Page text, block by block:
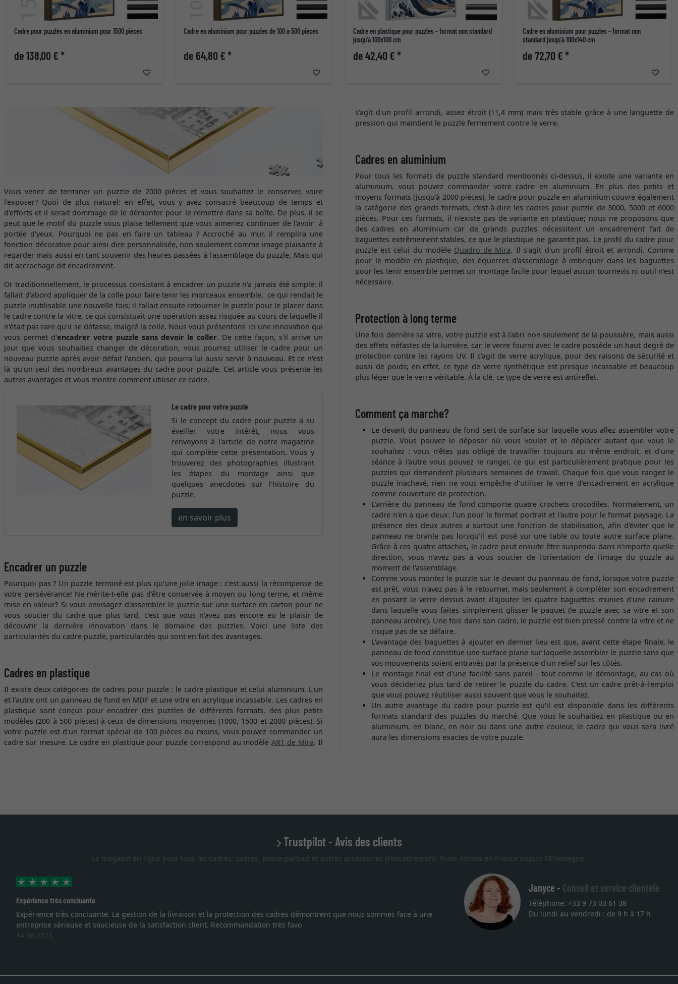
Cadre pour puzzles en aluminium pour 1500 pièces
de 138,00 € *
Cadre en aluminium pour puzzles de 100 à 500 pièces
de 64,80 € *
Cadre en plastique pour puzzles - format non standard
jusqu'à 100x100 cm
de 42,40 € *
Cadre en aluminium pour puzzles - format non
standard jusqu'à 100x140 cm
de 72,70 € *
Vous venez de terminer un puzzle de 2000 pièces et vous souhaitez le conserver, voire
l'exposer? Quoi de plus naturel: en effet, vous y avez consacré beaucoup de temps et
d'efforts et il serait dommage de le démonter pour le remettre dans sa boîte. De plus, il se
peut que le motif du puzzle vous plaise tellement que vous aimeriez continuer de l'avoir à
portée d'yeux. Pourquoi ne pas en faire un tableau ? Accroché au mur, il remplira une
fonction décorative pour ainsi dire personnalisée, non seulement comme image plaisante à
regarder mais aussi en tant souvenir des heures passées à l'assemblage du puzzle. Mais qui
dit accrochage dit encadrement.
Or traditionnellement, le processus consistant à encadrer un puzzle n'a jamais été simple: il
fallait d'abord appliquer de la colle pour faire tenir les morceaux ensemble, ce qui rendait le
puzzle inutilisable une nouvelle fois; il fallait ensuite retourner le puzzle pour le placer dans
le cadre contre la vitre, ce qui consistuait une opération assez risquée au cours de laquelle il
n'était pas rare qu'il se défasse, malgré la colle. Nous vous présentons ici une innovation qui
vous permet d'encadrer votre puzzle sans devoir le coller. De cette façon, s'il arrive un
jour que vous souhaitiez changer de décoration, vous pourrez utiliser le cadre pour un
nouveau puzzle après avoir défait l'ancien, qui pourra lui aussi servir à nouveau. Et ce n'est
là qu'un seul des nombreux avantages du cadre pour puzzle. Cet article vous présente les
autres avantages et vous montre comment utiliser ce cadre.
Le cadre pour votre puzzle
Si le concept du cadre pour puzzle a su
éveiller votre intérêt, nous vous
renvoyons à l'article de notre magazine
qui complète cette présentation. Vous y
trouverez des photographies illustrant
les étapes du montage ainsi que
quelques anecdotes sur l'histoire du
puzzle.
en savoir plus
Encadrer un puzzle
Pourquoi pas ? Un puzzle terminé est plus qu'une jolie image : c'est aussi la récompense de
votre persévérance! Ne mérite-t-elle pas d'être conservée à moyen ou long terme, et même
mise en valeur? Si vous envisagez d'assembler le puzzle sur une surface en carton pour ne
vous soucier du cadre que plus tard, c'est que vous n'avez pas encore eu le plaisir de
découvrir la dernière innovation dans le domaine des puzzles. Voici une liste des
particularités du cadre puzzle, particularités qui sont en fait des avantages.
Cadres en plastique
Il existe deux catégories de cadres pour puzzle : le cadre plastique et celui aluminium. L'un
et l'autre ont un panneau de fond en MDF et une vitre en acrylique incassable. Les cadres en
plastique sont conçus pour encadrer des puzzles de différents formats, des plus petits
modèles (200 à 500 pièces) à ceux de dimensions moyennes (1000, 1500 et 2000 pièces). Si
votre puzzle est d'un format spécial de 100 pièces ou moins, vous pouvez commander un
cadre sur mesure. Le cadre en plastique pour puzzle correspond au modèle ART de Mira. Il
s'agit d'un profil arrondi, assez étroit (11,4 mm) mais très stable grâce à une languette de
pression qui maintient le puzzle fermement contre le verre.
Cadres en aluminium
Pour tous les formats de puzzle standard mentionnés ci-dessus, il existe une variante en
aluminium. vous pouvez commander votre cadre en aluminium. En plus des petits et
moyens formats (jusqu'à 2000 pièces), le cadre pour puzzle en aluminium couvre également
la catégorie des grands formats, c'est-à-dire les cadres pour puzzle de 3000, 5000 et 6000
pièces. Pour ces formats, il n'existe pas de variante en plastique; nous ne proposons que
des cadres en aluminium car de grands puzzles nécessitent un encadrement fait de
baguettes extrêmement stables, ce que le plastique ne garantit pas. Le profil du cadre pour
puzzle est celui du modèle Quadro de Mira. Il s'agit d'un profil étroit et arrondi. Comme
pour le modèle en plastique, des équerres d'assemblage à imbriquer dans les baguettes
pour les tenir ensemble permet un montage facile pour lequel aucun tournevis ni outil n'est
nécessaire.
Protection à long terme
Une fois derrière sa vitre, votre puzzle est à l'abri non seulement de la poussière, mais aussi
des effets néfastes de la lumière, car le verre fourni avec le cadre possède un haut degré de
protection contre les rayons UV. Il s'agit de verre acrylique, pour des raisons de sécurité et
aussi de poids; en effet, ce type de verre synthétique est presque incassable et beaucoup
plus léger que le verre véritable. À la clé, ce type de verre est antireflet.
Comment ça marche?
Le devant du panneau de fond sert de surface sur laquelle vous allez assembler votre
puzzle. Vous pouvez le déposer où vous voulez et le déplacer autant que vous le
souhaitez : vous n'êtes pas obligé de travailler toujours au même endroit, et d'une
séance à l'autre vous pouvez le ranger, ce qui est particulièrement pratique pour les
puzzles qui demandent plusieurs semaines de travail. Chaque fois que vous rangez le
puzzle inachevé, rien ne vous empêche d'utiliser le verre d'encadrement en acrylique
comme couverture de protection.
L'arrière du panneau de fond comporte quatre crochets crocodiles. Normalement, un
cadre n'en a que deux: l'un pour le format portrait et l'autre pour le format paysage. La
présence des deux autres a surtout une fonction de stabilisation, afin d'éviter que le
panneau ne branle pas lorsqu'il est posé sur une table ou toute autre surface plane.
Grâce à ces quatre attaches, le cadre peut ensuite être suspendu dans n'importe quelle
direction, vous n'avez pas à vous soucier de l'orientation de l'image du puzzle au
moment de l'assemblage.
Comme vous montez le puzzle sur le devant du panneau de fond, lorsque votre puzzle
est prêt, vous n'avez pas à le retourner, mais seulement à compléter son encadrement
en posant le verre dessus avant d'ajouter les quatre baguettes munies d'une rainure
dans laquelle vous faites simplement glisser le paquet (le puzzle avec sa vitre et son
panneau arrière). Une fois dans son cadre, le puzzle est bien pressé contre la vitre et ne
risque pas de se défaire.
L'avantage des baguettes à ajouter en dernier lieu est que, avant cette étape finale, le
panneau de fond constitue une surface plane sur laquelle assembler le puzzle sans que
vos mouvements soient entravés par la présence d'un relief sur les côtés.
Le montage final est d'une facilité sans pareil - tout comme le démontage, au cas où
vous décideriez plus tard de retirer le puzzle du cadre. C'est un cadre prêt-à-l'emploi
que vous pouvez réutiliser aussi souvent que vous le souhaitez.
Un autre avantage du cadre pour puzzle est qu'il est disponible dans les différents
formats standard des puzzles du marché. Que vous le souhaitiez en plastique ou en
aluminium, en blanc, en noir ou dans une autre couleur, le cadre qui vous sera livré
aura les dimensions exactes de votre puzzle.
Trustpilot - Avis des clients
Le magasin en ligne pour tous les cadres: cadres, passe-partout et autres accessoires d'encadrement. Nous livrons en France depuis l'Allemagne.
Excellent
Je recherchais un cadre sur mesure pour une lithographie, je suis tombée sur ce site. Le choix et la qualité sont au rendez
vous. Emballage professionnel, service et livraison dans les temps. J'espère revenir pour une autre commande. Merci.
27.05.2025
Janyce - Conseil et service clientèle
Téléphone: +33 9 73 03 61 38
Du lundi au vendredi : de 9 h à 17 h